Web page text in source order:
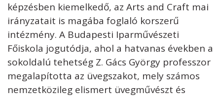
képzésben kiemelkedő, az Arts and Craft mai
irányzatait is magába foglaló korszerű
intézmény. A Budapesti Iparművészeti
Főiskola jogutódja, ahol a hatvanas években a
sokoldalú tehetség Z. Gács György professzor
megalapította az üvegszakot, mely számos
nemzetközileg elismert üvegművészt és